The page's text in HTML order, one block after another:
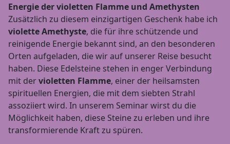
Energie der violetten Flamme und Amethysten
Zusätzlich zu diesem einzigartigen Geschenk habe ich
violette Amethyste, die für ihre schützende und
reinigende Energie bekannt sind, an den besonderen
Orten aufgeladen, die wir auf unserer Reise besucht
haben. Diese Edelsteine stehen in enger Verbindung
mit dervioletten Flamme, einer der heilsamsten
spirituellen Energien, die mit dem siebten Strahl
assoziiert wird. In unserem Seminar wirst du die
Möglichkeit haben, diese Steine zu erleben und ihre
transformierende Kraft zu spüren.